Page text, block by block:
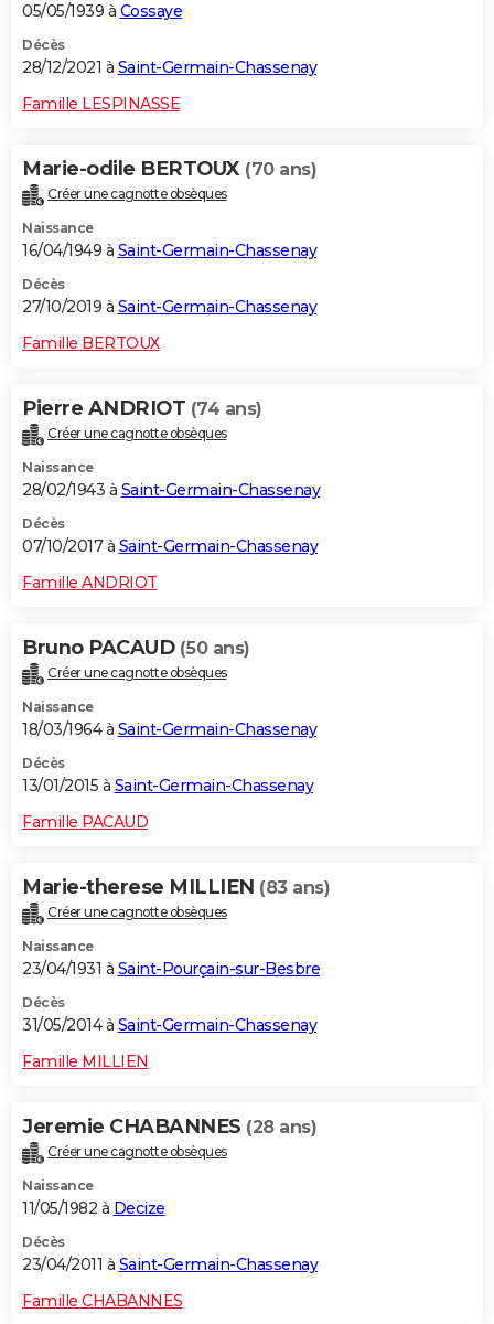
05/05/1939 à Cossaye
Décès
28/12/2021 à Saint-Germain-Chassenay
Famille LESPINASSE
Marie-odile BERTOUX (70 ans)
Créer une cagnotte obsèques
Naissance
16/04/1949 à Saint-Germain-Chassenay
Décès
27/10/2019 à Saint-Germain-Chassenay
Famille BERTOUX
Pierre ANDRIOT (74 ans)
Créer une cagnotte obsèques
Naissance
28/02/1943 à Saint-Germain-Chassenay
Décès
07/10/2017 à Saint-Germain-Chassenay
Famille ANDRIOT
Bruno PACAUD (50 ans)
Créer une cagnotte obsèques
Naissance
18/03/1964 à Saint-Germain-Chassenay
Décès
13/01/2015 à Saint-Germain-Chassenay
Famille PACAUD
Marie-therese MILLIEN (83 ans)
Créer une cagnotte obsèques
Naissance
23/04/1931 à Saint-Pourçain-sur-Besbre
Décès
31/05/2014 à Saint-Germain-Chassenay
Famille MILLIEN
Jeremie CHABANNES (28 ans)
Créer une cagnotte obsèques
Naissance
11/05/1982 à Decize
Décès
23/04/2011 à Saint-Germain-Chassenay
Famille CHABANNES